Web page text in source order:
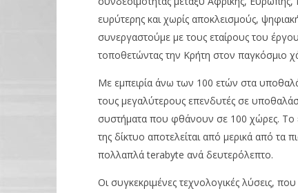
ευρύτερης και χωρίς αποκλεισμούς,
συνεργαστούμε με τους εταίρους του
τοποθετώντας την Κρήτη στον παγκόσμιο
Με εμπειρία άνω των 100 ετών στα
τους μεγαλύτερους επενδυτές σε
συστήματα που φθάνουν σε 100 χώρες. Το
της δίκτυο αποτελείται από μερικά από
πολλαπλά terabyte ανά δευτερόλεπτο.
Οι συγκεκριμένες τεχνολογικές λύσεις,